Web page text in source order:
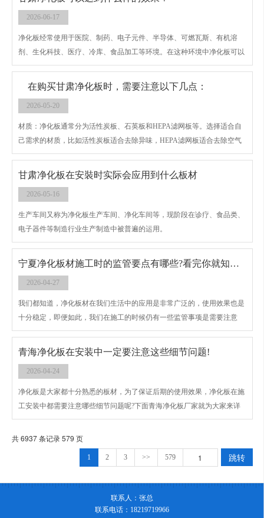
2026-06-17
净化板经常使用于医院、制药、电子元件、半导体、可燃瓦斯、有机溶
剂、生化科技、医疗、冷库、食品加工等环境。在这种环境中净化板可以
起到什么样的作用，达到什么样的效果呢？对于不同的环境使用同一种净
化板，还是可以根据使用环境来选择净化板呢？
在购买甘肃净化板时，需要注意以下几点：
2026-05-20
材质：净化板通常分为活性炭板、石英板和HEPA滤网板等。选择适合自
己需求的材质，比如活性炭板适合去除异味，HEPA滤网板适合去除空气
中的颗粒物等。
甘肃净化板在安裝时实际会应用到什么板材
2026-05-16
生产车间又称为净化板生产车间、净化车间等，现阶段在诊疗、食品类、
电子器件等制造行业生产制造中被普遍的运用。
宁夏净化板材施工时的监管要点有哪些?看完你就知道了
2026-04-27
我们都知道，净化板材在我们生活中的应用是非常广泛的，使用效果也是
十分稳定，即便如此，我们在施工的时候仍有一些监管事项是需要注意
的，下面不锈钢净化板厂家就带大家来详细的了解一下。
青海净化板在安装中一定要注意这些细节问题!
2026-04-24
净化板是大家都十分熟悉的板材，为了保证后期的使用效果，净化板在施
工安装中都需要注意哪些细节问题呢?下面青海净化板厂家就为大家来详
细的说一说，快跟随我们来了解一下吧。
共 6937 条记录 579 页
1 2 3 >> 579 跳转
联系人：张总
联系电话：18219719966